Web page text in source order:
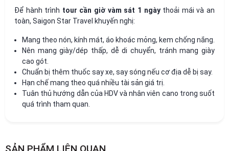
Để hành trình tour cần giờ vàm sát 1 ngàythoải mái và an
toàn, Saigon Star Travel khuyến nghị:
Mang theo nón, kính mát, áo khoác mỏng, kem chống nắng.
Nên mang giày/dép thấp, dễ di chuyển, tránh mang giày
cao gót.
Chuẩn bị thêm thuốc say xe, say sóng nếu cơ địa dễ bị say.
Hạn chế mang theo quá nhiều tài sản giá trị.
Tuân thủ hướng dẫn của HDV và nhân viên cano trong suốt
quá trình tham quan.
SẢN PHẨM LIÊN QUAN